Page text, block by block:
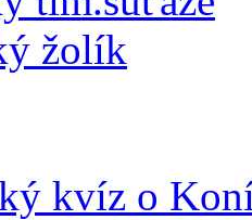
žolík
kvíz o